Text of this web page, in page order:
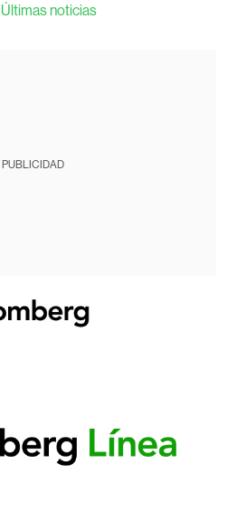
Últimas noticias
PUBLICIDAD